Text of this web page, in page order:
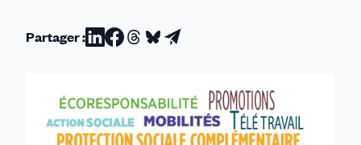
Partager :Partager
Linkedin
Partager
Facebook
Partager
Threads
Partager
Bluesky
Partager
email